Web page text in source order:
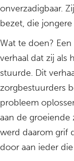
onverzadigbaar.
bezet, die
Wat te doen?
verhaal dat zij als
stuurde. Dit
zorgbestuurders
probleem
aan de groeiende
werd daarom grif
door aan ieder